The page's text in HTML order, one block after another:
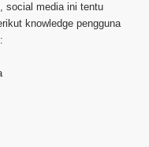
social media ini tentu
knowledge pengguna